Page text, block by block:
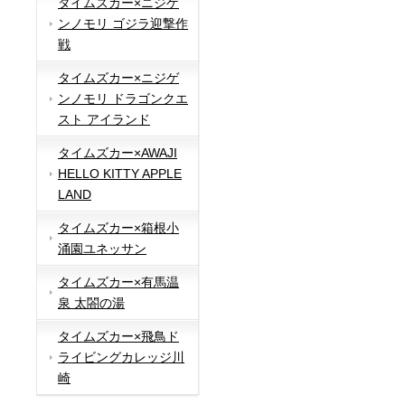
タイムズカー×ニジゲ
ンノモリ ゴジラ迎撃作
戦
タイムズカー×ニジゲ
ンノモリ ドラゴンクエ
スト アイランド
タイムズカー×AWAJI
HELLO KITTY APPLE
LAND
タイムズカー×箱根小
涌園ユネッサン
タイムズカー×有馬温
泉 太閤の湯
タイムズカー×飛鳥ド
ライビングカレッジ川
崎